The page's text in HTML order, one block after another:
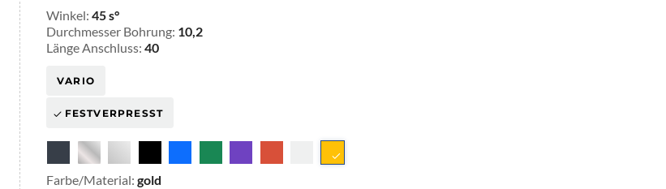
Winkel: 45 s°
Durchmesser Bohrung: 10,2
Länge Anschluss: 40
VARIO
FESTVERPRESST
Farbe/Material: gold